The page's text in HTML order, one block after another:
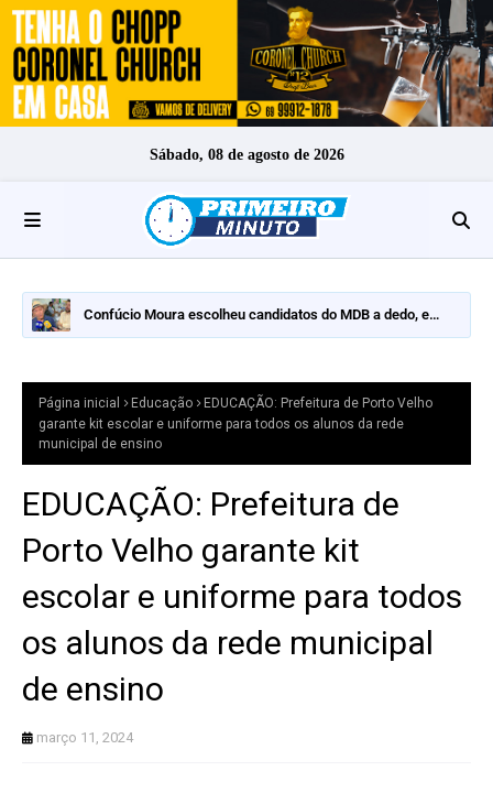
Sábado, 08 de agosto de 2026
Confúcio Moura escolheu candidatos do MDB a dedo, e
Página inicial Educação
EDUCAÇÃO: Prefeitura de Porto Velho
garante kit escolar e uniforme para todos os alunos da rede
municipal de ensino
EDUCAÇÃO: Prefeitura de
Porto Velho garante kit
escolar e uniforme para todos
os alunos da rede municipal
de ensino
março 11, 2024